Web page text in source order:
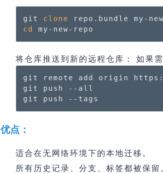
git clone
cd
my-new-repo
将仓库推送到新的远程仓库： 如果
git remote add origin
git push --all
git push --tags
优点：
适合在无网络环境下的本地迁移。
所有历史记录、分支、标签都被保留